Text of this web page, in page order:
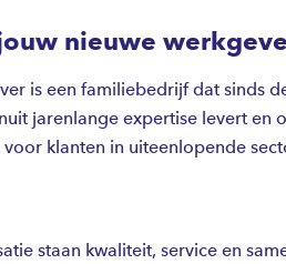
nieuwe
is een familiebedrijf dat sinds
jarenlange expertise levert
klanten in uiteenlopende
staan kwaliteit, service en